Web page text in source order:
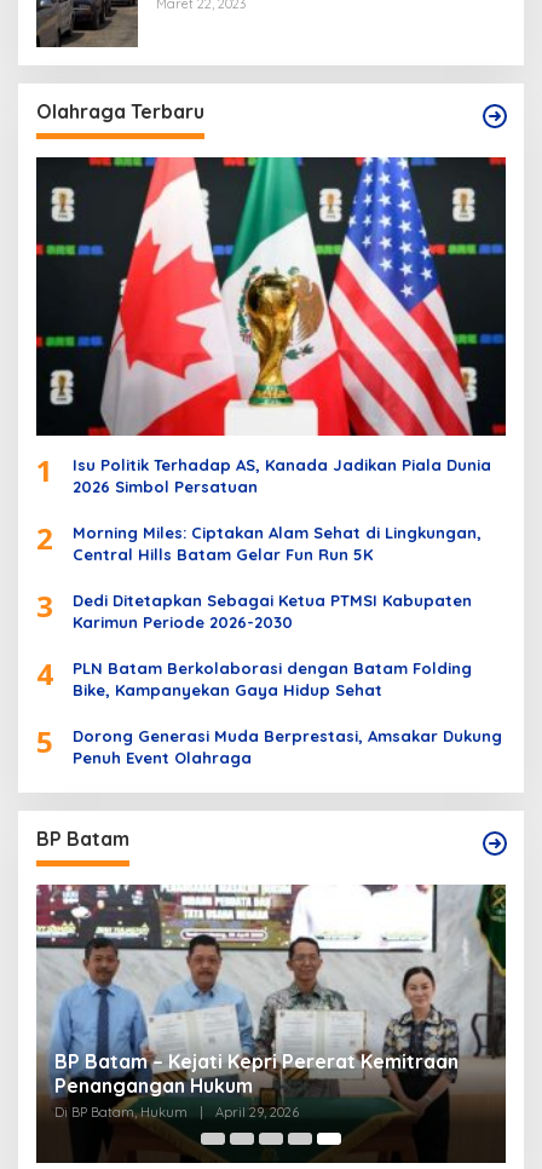
Maret 22, 2023
Olahraga Terbaru
1
Isu Politik Terhadap AS, Kanada Jadikan Piala Dunia
2026 Simbol Persatuan
2
Morning Miles: Ciptakan Alam Sehat di Lingkungan,
Central Hills Batam Gelar Fun Run 5K
3
Dedi Ditetapkan Sebagai Ketua PTMSI Kabupaten
Karimun Periode 2026-2030
4
PLN Batam Berkolaborasi dengan Batam Folding
Bike, Kampanyekan Gaya Hidup Sehat
5
Dorong Generasi Muda Berprestasi, Amsakar Dukung
Penuh Event Olahraga
BP Batam
BP Batam – Kejati Kepri Pererat Kemitraan
Penangangan Hukum
Di BP Batam, Hukum April 29, 2026